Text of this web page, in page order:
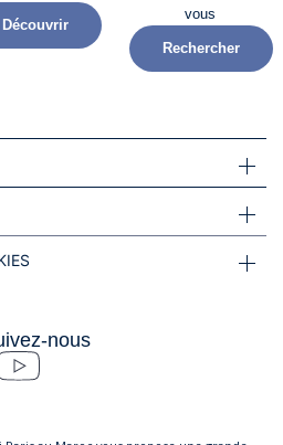
Découvrir
vous
Rechercher
nous